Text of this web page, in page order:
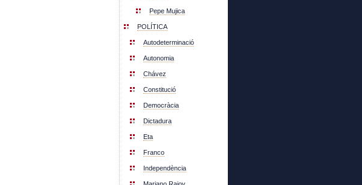
Pepe Mujica
POLÍTICA
Autodeterminació
Autonomia
Chávez
Constitució
Democràcia
Dictadura
Eta
Franco
Independència